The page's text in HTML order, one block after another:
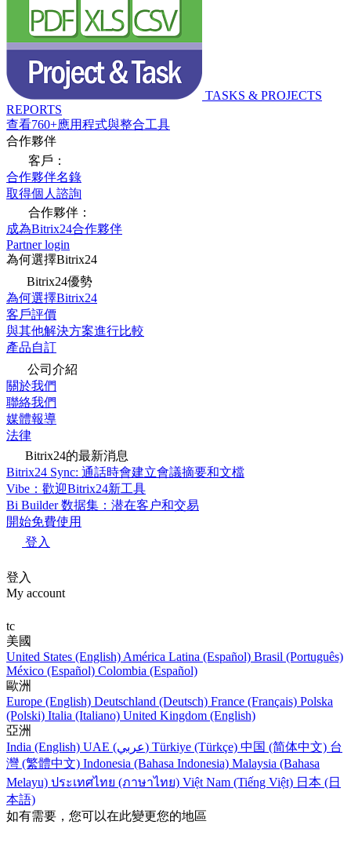
TASKS & PROJECTS
REPORTS
查看760+應用程式與整合工具
合作夥伴
客戶：
合作夥伴名錄
取得個人諮詢
合作夥伴：
成為Bitrix24合作夥伴
Partner login
為何選擇Bitrix24
Bitrix24優勢
為何選擇Bitrix24
客戶評價
與其他解決方案進行比較
產品自訂
公司介紹
關於我們
聯絡我們
媒體報導
法律
Bitrix24的最新消息
Bitrix24 Sync: 通話時會建立會議摘要和文檔
Vibe：歡迎Bitrix24新工具
Bi Builder 数据集：潜在客户和交易
開始免費使用
登入
登入
My account
tc
美國
United States (English) América Latina (Español) Brasil (Português)
México (Español) Colombia (Español)
歐洲
Europe (English) Deutschland (Deutsch) France (Français) Polska
(Polski) Italia (Italiano) United Kingdom (English)
亞洲
India (English)
UAE (عربي) Türkiye (Türkçe) 中国 (简体中文) 台
灣 (繁體中文) Indonesia (Bahasa Indonesia) Malaysia (Bahasa
Melayu) ประเทศไทย (ภาษาไทย) Việt Nam (Tiếng Việt) 日本 (日
本語)
如有需要，您可以在此變更您的地區